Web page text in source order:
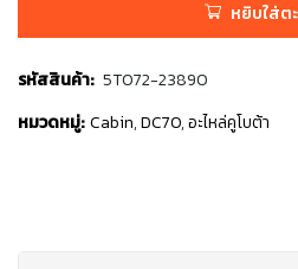
หยิบใส่ต
รหัสสินค้า: 5T072-23890
หมวดหมู่: Cabin,DC70,อะไหล่คูโบต้า